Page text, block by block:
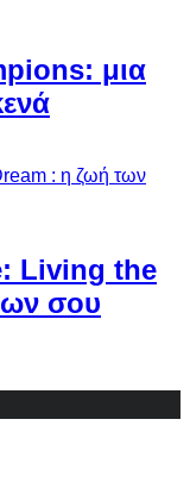
μια
Living the
σου